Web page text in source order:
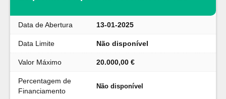
Data de Abertura 13-01-2025
Data Limite Não disponível
Valor Máximo 20.000,00 €
Percentagem de
Financiamento
Não disponível